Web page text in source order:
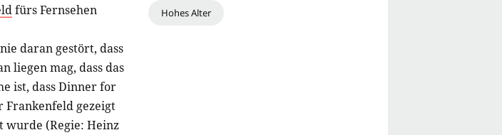
fürs Fernsehen
daran gestört, dass
liegen mag, dass das
ist, dass Dinner for
Frankenfeld gezeigt
wurde (Regie: Heinz
Hohes Alter